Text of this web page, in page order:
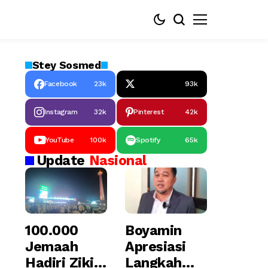
Stey Sosmed
Facebook 23k 93k
Instagram 32k Pinterest 42k
YouTube 100k Spotify 65k
Update Nasional
100.000
Jemaah
Hadiri Zikir
Boyamin
Apresiasi
Langkah